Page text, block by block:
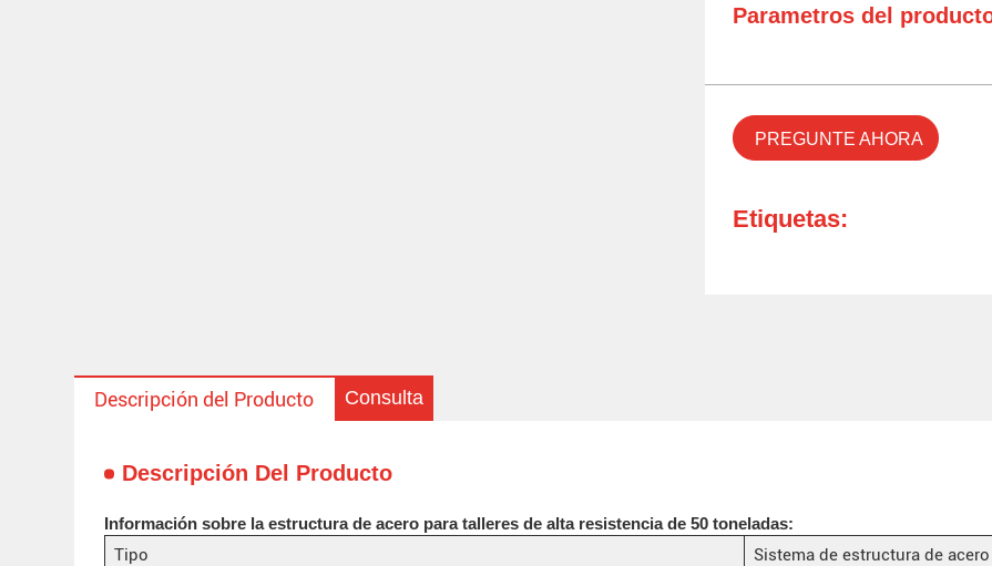
Parametros del
PREGUNTE AHORA
Etiquetas:
Descripción del Producto Consulta
Descripción Del Producto
Información sobre la estructura de acero para talleres de alta resistencia de 50 toneladas:
Tipo
Sistema de estructura de acero